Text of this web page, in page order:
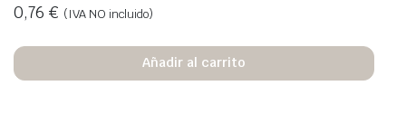
0,76 € (IVA NO incluido)
Añadir al carrito